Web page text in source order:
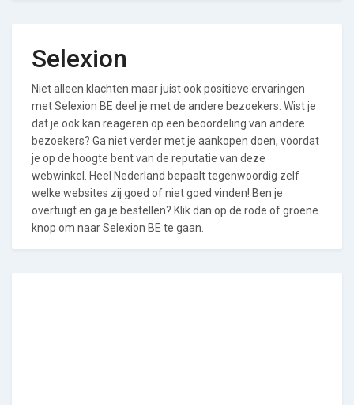
Selexion
Niet alleen klachten maar juist ook positieve ervaringen
met Selexion BE deel je met de andere bezoekers. Wist je
dat je ook kan reageren op een beoordeling van andere
bezoekers? Ga niet verder met je aankopen doen, voordat
je op de hoogte bent van de reputatie van deze
webwinkel. Heel Nederland bepaalt tegenwoordig zelf
welke websites zij goed of niet goed vinden! Ben je
overtuigt en ga je bestellen? Klik dan op de rode of groene
knop om naar Selexion BE te gaan.